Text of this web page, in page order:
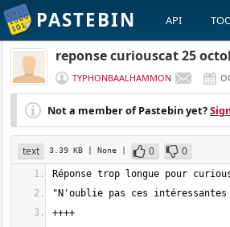
PASTEBIN API
reponse curiouscat 25
TYPHONBAALHAMMON
Not a member of Pastebin yet?
text 3.39 KB | None | 0 0